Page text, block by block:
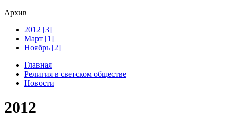
Архив
2012 [3]
Март [1]
Ноябрь [2]
Главная
Религия в светском обществе
Новости
2012